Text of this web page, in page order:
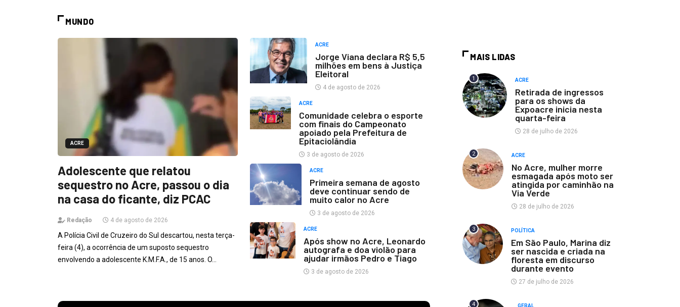
MUNDO
ACRE
Adolescente que relatou
sequestro no Acre, passou o dia
na casa do ficante, diz PCAC
Redação 4 de agosto de 2026
A Polícia Civil de Cruzeiro do Sul descartou, nesta terça-
feira (4), a ocorrência de um suposto sequestro
envolvendo a adolescente K.M.F.A., de 15 anos. O…
ACRE
Jorge Viana declara R$ 5,5
milhões em bens à Justiça
Eleitoral
4 de agosto de 2026
ACRE
Comunidade celebra o esporte
com finais do Campeonato
apoiado pela Prefeitura de
Epitaciolândia
3 de agosto de 2026
ACRE
Primeira semana de agosto
deve continuar sendo de
muito calor no Acre
3 de agosto de 2026
ACRE
Após show no Acre, Leonardo
autografa e doa violão para
ajudar irmãos Pedro e Tiago
3 de agosto de 2026
MAIS LIDAS
1 ACRE
Retirada de ingressos
para os shows da
Expoacre inicia nesta
quarta-feira
28 de julho de 2026
2 ACRE
No Acre, mulher morre
esmagada após moto ser
atingida por caminhão na
Via Verde
28 de julho de 2026
3 POLÍTICA
Em São Paulo, Marina diz
ser nascida e criada na
floresta em discurso
durante evento
27 de julho de 2026
4 GERAL